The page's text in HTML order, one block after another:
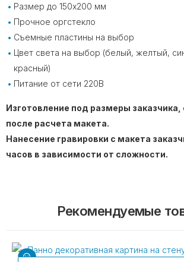
Размер до 150х200 мм
Прочное оргстекло
Съемные пластины на выбор
Цвет света на выбор (белый, желтый,
красный)
Питание от сети 220В
Изготовление под размеры заказчика,
после расчета макета.
Нанесение гравировки с макета
часов в зависимости от сложности.
Рекомендуемые